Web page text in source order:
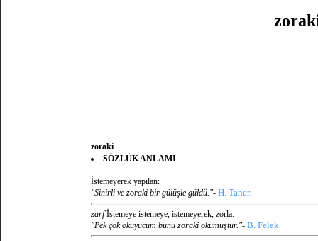
zoraki
SÖZLÜK ANLAMI
İstemeyerek yapılan:
"Sinirli ve zoraki bir gülüşle güldü."- H. Taner.
zarfİstemeye istemeye, istemeyerek, zorla:
"Pek çok okuyucum bunu zoraki okumuştur."- B. Felek.